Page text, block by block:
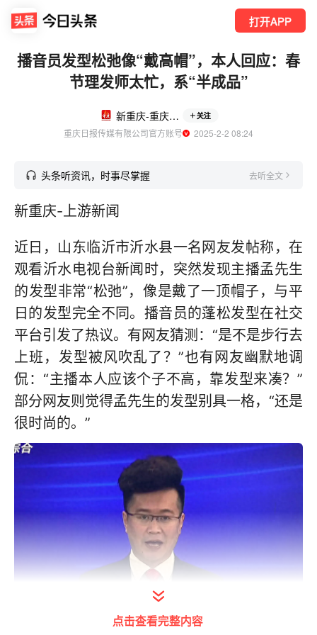
打开APP
播音员发型松弛像“戴高帽”，本人回应：春
节理发师太忙，系“半成品”
新重庆-重庆日报 关注
重庆日报传媒有限公司官方账号
  2025-2-2 08:24
头条听资讯，时事尽掌握 去听全文
新重庆-上游新闻
近日，山东临沂市沂水县一名网友发帖称，在
观看沂水电视台新闻时，突然发现主播孟先生
的发型非常“松弛”，像是戴了一顶帽子，与平
日的发型完全不同。播音员的蓬松发型在社交
平台引发了热议。有网友猜测：“是不是步行去
上班，发型被风吹乱了？”也有网友幽默地调
侃：“主播本人应该个子不高，靠发型来凑？”
部分网友则觉得孟先生的发型别具一格，“还是
很时尚的。”
点击查看完整内容